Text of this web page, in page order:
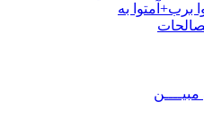
برب+آمتوا به